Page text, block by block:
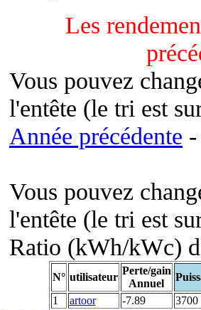
Les
Vous pouvez
l'entête (le tri est
Année précédente
Vous pouvez
l'entête (le tri est
Ratio (kWh/kWc)
N° utilisateur
Perte/gain
Annuel
1
artoor -7.89
3700